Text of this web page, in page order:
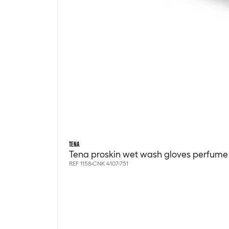
TENA
Tena proskin wet wash gloves
REF 1158CNK 4107-751